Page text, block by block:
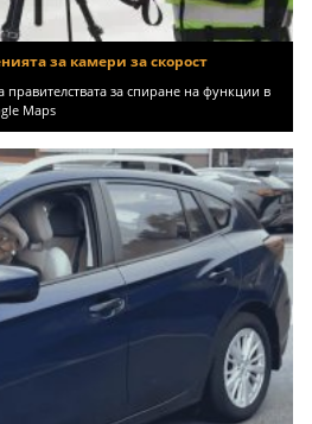
за камери за скорост
за спиране на функции в
Maps